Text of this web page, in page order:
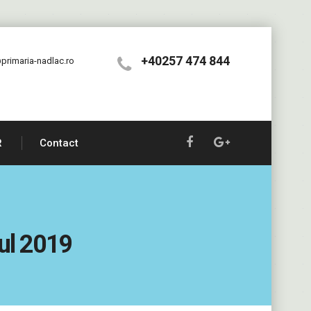
+40257 474 844
nadlac.ro
Contact
2019